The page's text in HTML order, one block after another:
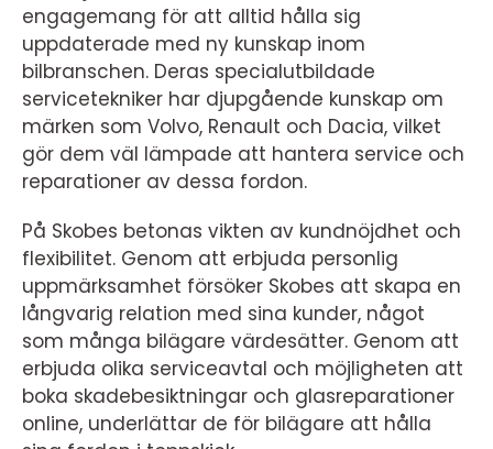
engagemang för att alltid hålla sig
uppdaterade med ny kunskap inom
bilbranschen. Deras specialutbildade
servicetekniker har djupgående kunskap om
märken som Volvo, Renault och Dacia, vilket
gör dem väl lämpade att hantera service och
reparationer av dessa fordon.
På Skobes betonas vikten av kundnöjdhet och
flexibilitet. Genom att erbjuda personlig
uppmärksamhet försöker Skobes att skapa en
långvarig relation med sina kunder, något
som många bilägare värdesätter. Genom att
erbjuda olika serviceavtal och möjligheten att
boka skadebesiktningar och glasreparationer
online, underlättar de för bilägare att hålla